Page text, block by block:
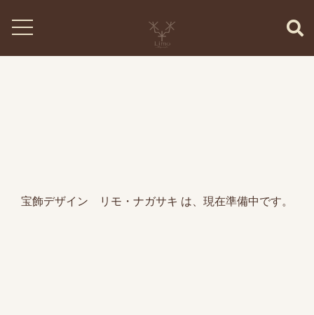
宝飾デザイン リモ・ナガサキ は、現在準備中です。